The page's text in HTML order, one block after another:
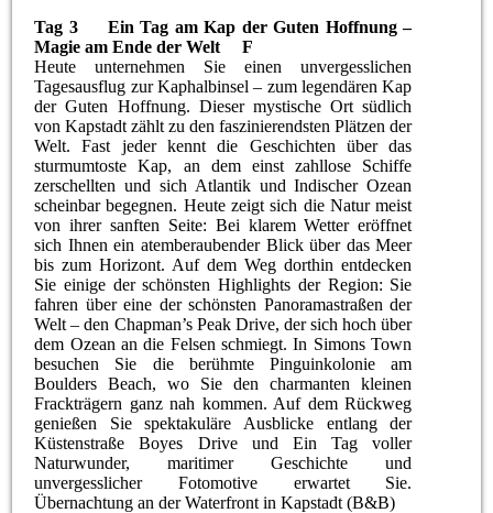
Tag 3 Ein Tag am Kap der Guten Hoffnung –
Magie am Ende der Welt F
Heute unternehmen Sie einen unvergesslichen
Tagesausflug zur Kaphalbinsel – zum legendären Kap
der Guten Hoffnung. Dieser mystische Ort südlich
von Kapstadt zählt zu den faszinierendsten Plätzen der
Welt. Fast jeder kennt die Geschichten über das
sturmumtoste Kap, an dem einst zahllose Schiffe
zerschellten und sich Atlantik und Indischer Ozean
scheinbar begegnen. Heute zeigt sich die Natur meist
von ihrer sanften Seite: Bei klarem Wetter eröffnet
sich Ihnen ein atemberaubender Blick über das Meer
bis zum Horizont. Auf dem Weg dorthin entdecken
Sie einige der schönsten Highlights der Region: Sie
fahren über eine der schönsten Panoramastraßen der
Welt – den Chapman’s Peak Drive, der sich hoch über
dem Ozean an die Felsen schmiegt. In Simons Town
besuchen Sie die berühmte Pinguinkolonie am
Boulders Beach, wo Sie den charmanten kleinen
Frackträgern ganz nah kommen. Auf dem Rückweg
genießen Sie spektakuläre Ausblicke entlang der
Küstenstraße Boyes Drive und Ein Tag voller
Naturwunder, maritimer Geschichte und
unvergesslicher Fotomotive erwartet Sie.
Übernachtung an der Waterfront in Kapstadt (B&B)